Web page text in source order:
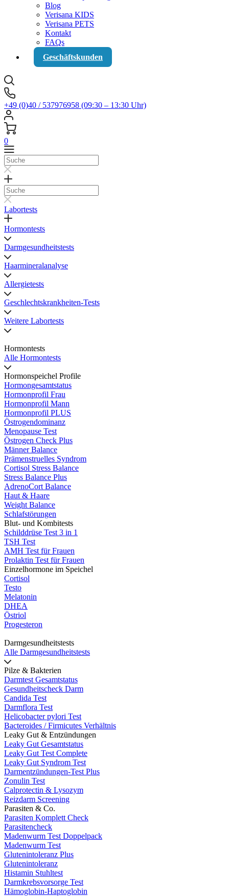
Blog
Verisana KIDS
Verisana PETS
Kontakt
FAQs
Geschäftskunden
+49 (0)40 / 537976958 (09:30 – 13:30 Uhr)
0
Suche
Suche
Labortests
Hormontests
Darmgesundheitstests
Haarmineralanalyse
Allergietests
Geschlechtskrankheiten-Tests
Weitere Labortests
Hormontests
Alle Hormontests
Hormonspeichel Profile
Hormongesamtstatus
Hormonprofil Frau
Hormonprofil Mann
Hormonprofil PLUS
Östrogendominanz
Menopause Test
Östrogen Check Plus
Männer Balance
Prämenstruelles Syndrom
Cortisol Stress Balance
Stress Balance Plus
AdrenoCort Balance
Haut & Haare
Weight Balance
Schlafstörungen
Blut- und Kombitests
Schilddrüse Test 3 in 1
TSH Test
AMH Test für Frauen
Prolaktin Test für Frauen
Einzelhormone im Speichel
Cortisol
Testo
Melatonin
DHEA
Östriol
Progesteron
Darmgesundheitstests
Alle Darmgesundheitstests
Pilze & Bakterien
Darmtest Gesamtstatus
Gesundheitscheck Darm
Candida Test
Darmflora Test
Helicobacter pylori Test
Bacteroides / Firmicutes Verhältnis
Leaky Gut & Entzündungen
Leaky Gut Gesamtstatus
Leaky Gut Test Complete
Leaky Gut Syndrom Test
Darmentzündungen-Test Plus
Zonulin Test
Calprotectin & Lysozym
Reizdarm Screening
Parasiten & Co.
Parasiten Komplett Check
Parasitencheck
Madenwurm Test Doppelpack
Madenwurm Test
Glutenintoleranz Plus
Glutenintoleranz
Histamin Stuhltest
Darmkrebsvorsorge Test
Hämoglobin-Haptoglobin